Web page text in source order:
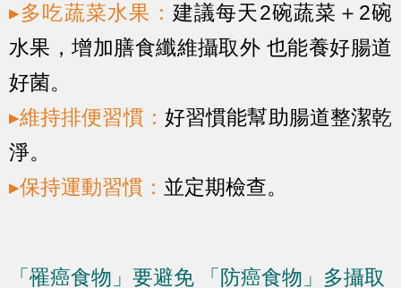
▸多吃蔬菜水果： 建議每天2碗蔬菜＋2碗
水果，增加膳食纖維攝取外 也能養好腸道
好菌。
▸維持排便習慣： 好習慣能幫助腸道整潔乾
淨。
▸保持運動習慣： 並定期檢查。
「罹癌食物」要避免 「防癌食物」多攝取